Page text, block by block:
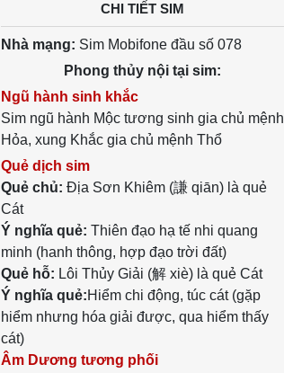
CHI TIẾT SIM
Nhà mạng: Sim Mobifone đầu số 078
Phong thủy nội tại sim:
Ngũ hành sinh khắc
Sim ngũ hành Mộc tương sinh gia chủ mệnh
Hỏa, xung Khắc gia chủ mệnh Thổ
Quẻ dịch sim
Quẻ chủ: Địa Sơn Khiêm (謙 qiān) là quẻ
Cát
Ý nghĩa quẻ: Thiên đạo hạ tế nhi quang
minh (hanh thông, hợp đạo trời đất)
Quẻ hỗ: Lôi Thủy Giải (解 xiè) là quẻ Cát
Ý nghĩa quẻ:Hiểm chi động, túc cát (gặp
hiểm nhưng hóa giải được, qua hiểm thấy
cát)
Âm Dương tương phối